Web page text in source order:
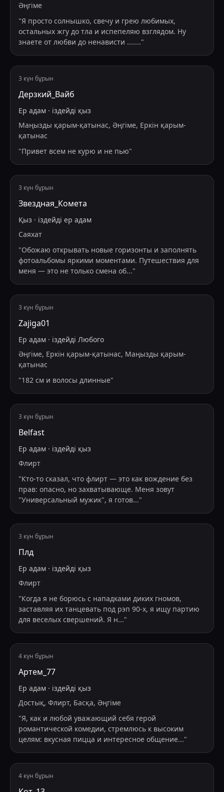
Әңгіме
"Я просто солнышко, свечу и грею любимых,
остальных жгу до тла и испепеляю взглядом. Ну
знаете от любви до ненависти ......."
3 күн бұрын
Дерзкий_Вайб
Ер адам · іздейді қыз
Маңызды қарым-қатынас, Әңгіме, Еркін қарым-
қатынас
"Привет всем не курю и не пью"
3 күн бұрын
Звездная_Комета
Қыз · іздейді ер адам
Саяхат
"Обожаю открывать новые горизонты и заполнять
фотоальбомы яркими моментами. Путешествия для
меня — это не только смена об..."
3 күн бұрын
Zajiga01
Ер адам · іздейді Любого
Әңгіме, Еркін қарым-қатынас, Маңызды қарым-
қатынас
"182 см и волосы длинные"
3 күн бұрын
Belfast
Ер адам · іздейді қыз
Флирт
"Кто-то сказал, что флирт — это как вождение без
прав: опасно, но захватывающе. Меня зовут
"Универсальный мужик", я готов..."
3 күн бұрын
Плд
Ер адам · іздейді қыз
Флирт
"Когда я не борюсь с нападками диких гномов,
заставляя их танцевать под рэп 90-х, я ищу партию
для веселых свершений. Я н..."
4 күн бұрын
Артем_77
Ер адам · іздейді қыз
Достық, Флирт, Басқа, Әңгіме
"Я, как и любой уважающий себя герой
романтической комедии, стремлюсь к высоким
целям: вкусная пицца и интересное общение..."
4 күн бұрын